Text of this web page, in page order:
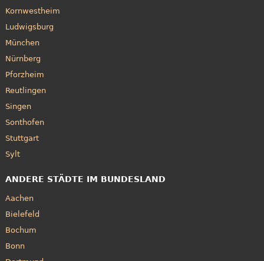
Kornwestheim
Ludwigsburg
München
Nürnberg
Pforzheim
Reutlingen
Singen
Sonthofen
Stuttgart
Sylt
ANDERE STÄDTE IM BUNDESLAND
Aachen
Bielefeld
Bochum
Bonn